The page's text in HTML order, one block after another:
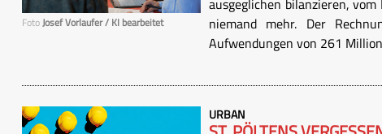
FotoJosef Vorlaufer / KI bearbeitet
ausgeglichen bilanzieren,
niemand mehr. Der
Aufwendungen von 261
URBAN